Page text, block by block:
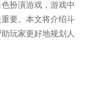
扮演游戏，游戏中
要。本文将介绍斗
玩家更好地规划人